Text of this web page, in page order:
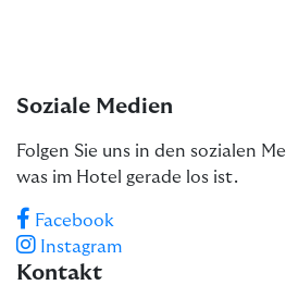
Soziale Medien
Folgen Sie uns in den sozialen
was im Hotel gerade los ist.
Facebook
Instagram
Kontakt